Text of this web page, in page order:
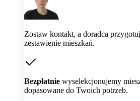
Zostaw kontakt, a doradca
zestawienie mieszkań.
Bezpłatnie wyselekcjonujemy
dopasowane do Twoich potrzeb.